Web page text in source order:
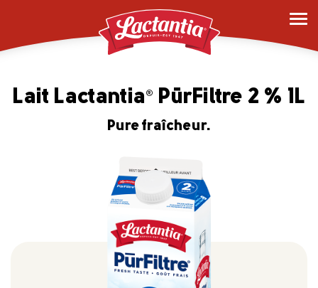
Lait Lactantia ® PūrFiltre 2 % 1L
Pure fraîcheur.